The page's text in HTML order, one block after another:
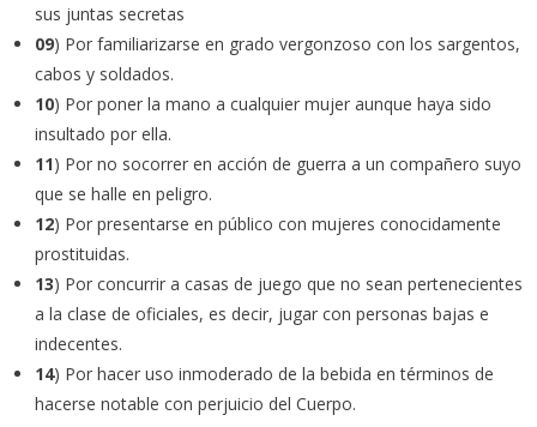
sus juntas secretas
09) Por familiarizarse en grado vergonzoso con los sargentos,
cabos y soldados.
10) Por poner la mano a cualquier mujer aunque haya sido
insultado por ella.
11) Por no socorrer en acción de guerra a un compañero suyo
que se halle en peligro.
12) Por presentarse en público con mujeres conocidamente
prostituidas.
13) Por concurrir a casas de juego que no sean pertenecientes
a la clase de oficiales, es decir, jugar con personas bajas e
indecentes.
14) Por hacer uso inmoderado de la bebida en términos de
hacerse notable con perjuicio del Cuerpo.